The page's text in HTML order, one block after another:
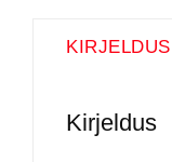
KIRJELDUS
Kirjeldus